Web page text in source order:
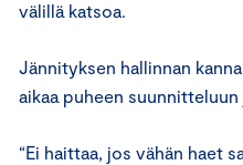
välillä katsoa.
Jännityksen hallinnan
aikaa puheen
“Ei haittaa, jos vähän haet